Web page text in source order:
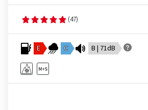
(47)
E C B | 71dB